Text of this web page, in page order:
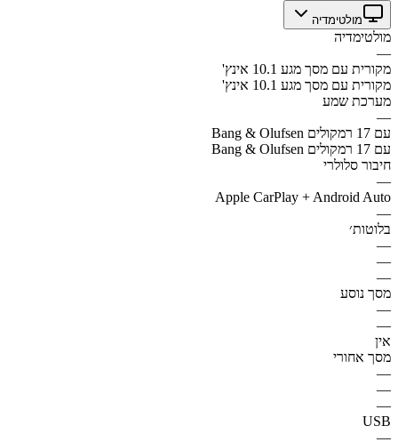
מולטימדיה
מולטימדיה
—
מקורית עם מסך מגע 10.1 אינץ'
מקורית עם מסך מגע 10.1 אינץ'
מערכת שמע
—
Bang & Olufsen עם 17 רמקולים
Bang & Olufsen עם 17 רמקולים
חיבור סלולרי
—
Apple CarPlay + Android Auto
—
בלוטות׳
—
—
—
מסך נוסע
—
—
אין
מסך אחורי
—
—
—
USB
—